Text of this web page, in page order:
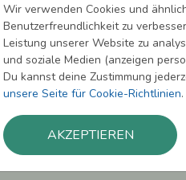
Wir verwenden Cookies und
Benutzerfreundlichkeit zu
Leistung unserer Website zu
und soziale Medien (anzeigen
Du kannst deine Zustimmung
unsere Seite für Cookie-Richtlinien.
AKZEPTIEREN
Newsletter
Melde Dich zu unserem